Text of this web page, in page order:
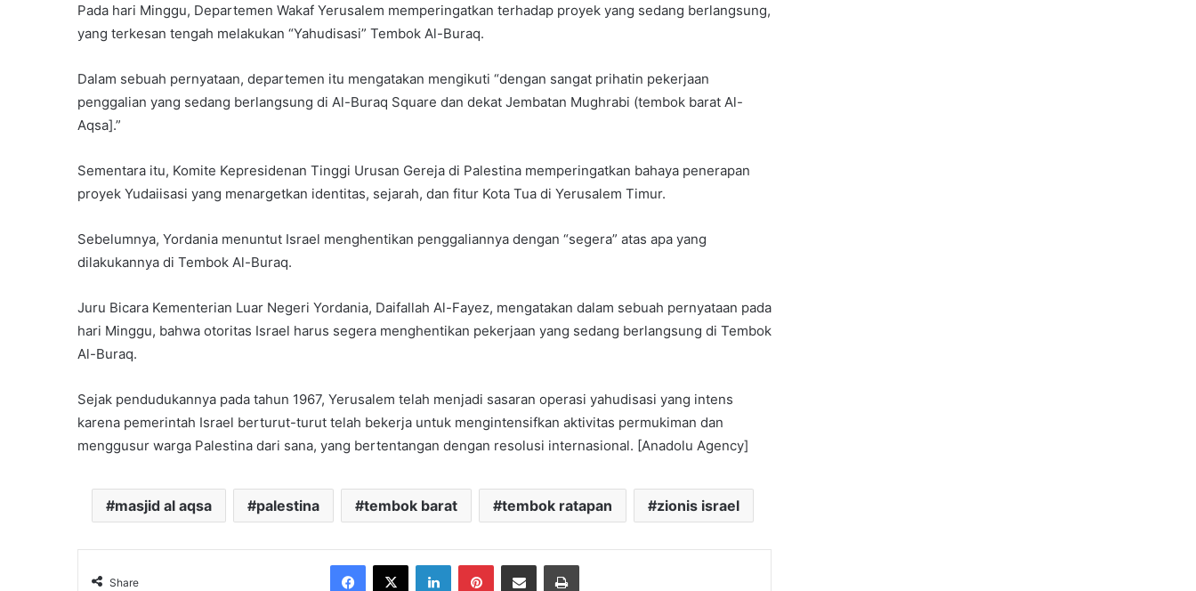
Pada hari Minggu, Departemen Wakaf Yerusalem memperingatkan terhadap proyek yang sedang berlangsung,
yang terkesan tengah melakukan “Yahudisasi” Tembok Al-Buraq.
Dalam sebuah pernyataan, departemen itu mengatakan mengikuti “dengan sangat prihatin pekerjaan
penggalian yang sedang berlangsung di Al-Buraq Square dan dekat Jembatan Mughrabi (tembok barat Al-
Aqsa].”
Sementara itu, Komite Kepresidenan Tinggi Urusan Gereja di Palestina memperingatkan bahaya penerapan
proyek Yudaiisasi yang menargetkan identitas, sejarah, dan fitur Kota Tua di Yerusalem Timur.
Sebelumnya, Yordania menuntut Israel menghentikan penggaliannya dengan “segera” atas apa yang
dilakukannya di Tembok Al-Buraq.
Juru Bicara Kementerian Luar Negeri Yordania, Daifallah Al-Fayez, mengatakan dalam sebuah pernyataan pada
hari Minggu, bahwa otoritas Israel harus segera menghentikan pekerjaan yang sedang berlangsung di Tembok
Al-Buraq.
Sejak pendudukannya pada tahun 1967, Yerusalem telah menjadi sasaran operasi yahudisasi yang intens
karena pemerintah Israel berturut-turut telah bekerja untuk mengintensifkan aktivitas permukiman dan
menggusur warga Palestina dari sana, yang bertentangan dengan resolusi internasional. [Anadolu Agency]
masjid al aqsa palestina tembok barat tembok ratapan zionis israel
Share
Facebook
X LinkedInPinterestShare via Email Print